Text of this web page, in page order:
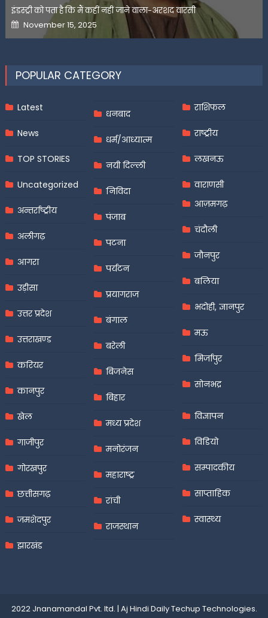
इंडस्ट्री को पता है कि मैं कहीं नहीं जाने वाला-अरशद वारसी
Posted
on
November 15, 2025
POPULAR CATEGORY
Latest
News
TOP STORIES
Uncategorized
अन्तर्राष्ट्रीय
अलीगढ़
आगरा
उड़ीसा
उत्तर प्रदेश
उत्तराखण्ड
करियर
कानपुर
खेल
गाजीपुर
गोरखपुर
छत्तीसगढ़
जमशेदपुर
झारखंड
धनबाद
धर्म/आध्यात्म
नयी दिल्ली
निविदा
पंजाब
पटना
पर्यटन
प्रयागराज
बंगाल
बरेली
बिजनेस
बिहार
मध्य प्रदेश
मनोरंजन
महाराष्ट्र
रांची
राजस्थान
राशिफल
राष्ट्रीय
लखनऊ
वाराणसी
आज़मगढ़
चंदौली
जौनपुर
बलिया
भदोही, ज्ञानपुर
मऊ
मिर्जापुर
सोनभद्र
विज्ञापन
विडियो
सम्पादकीय
साप्ताहिक
स्वास्थ्य
2022 Jnanamandal Pvt. ltd. | Aj Hindi DailyTechup Technologies.